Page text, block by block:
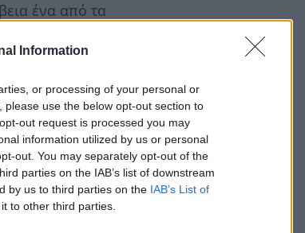
Information
or processing of your personal or
use the below opt-out section to
out request is processed you may
information utilized by us or personal
out. You may separately opt-out of the
parties on the IAB’s list of downstream
by us to third parties on the IAB’s List of
to other third parties.
ένα από τα
το προσωπικό